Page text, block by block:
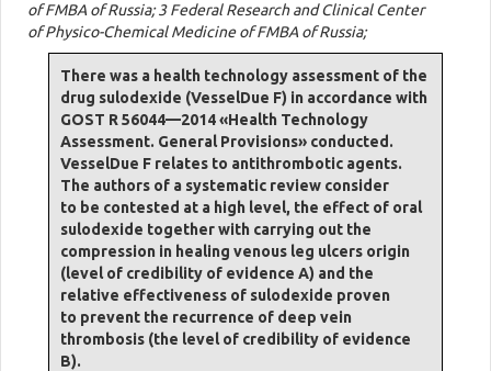
of FMBA of Russia; 3 Federal Research and Clinical Center
of Physico-Chemical Medicine of FMBA of Russia;
There was a health technology assessment of the
drug sulodexide (VesselDue F) in accordance with
GOST R 56044—2014 «Health Technology
Assessment. General Provisions» conducted.
VesselDue F relates to antithrombotic agents.
The authors of a systematic review consider
to be contested at a high level, the effect of oral
sulodexide together with carrying out the
compression in healing venous leg ulcers origin
(level of credibility of evidence A) and the
relative effectiveness of sulodexide proven
to prevent the recurrence of deep vein
thrombosis (the level of credibility of evidence
B).